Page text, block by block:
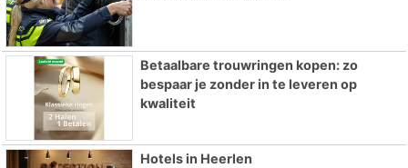
Betaalbare trouwringen kopen: zo
bespaar je zonder in te leveren op
kwaliteit
Hotels in Heerlen